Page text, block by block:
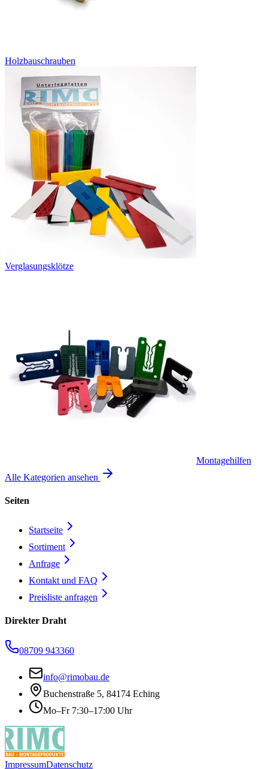
Holzbauschrauben
Verglasungsklötze
Montagehilfen
Alle Kategorien ansehen
Seiten
Startseite
Sortiment
Anfrage
Kontakt und FAQ
Preisliste anfragen
Direkter Draht
08709 943360
info@rimobau.de
Buchenstraße 5, 84174 Eching
Mo–Fr 7:30–17:00 Uhr
ImpressumDatenschutz